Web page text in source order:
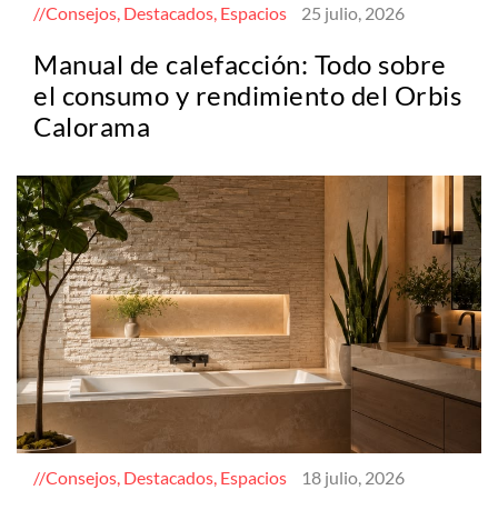
Consejos, Destacados, Espacios 25 julio, 2026
Manual de calefacción: Todo sobre
el consumo y rendimiento del Orbis
Calorama
Consejos, Destacados, Espacios 18 julio, 2026